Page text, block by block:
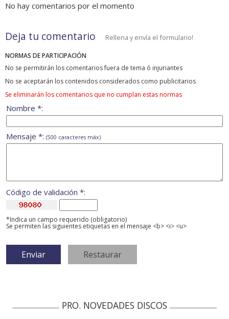
No hay comentarios por el momento
Deja tu comentario Rellena y envía el formulario!
NORMAS DE PARTICIPACIÓN
No se permitirán los comentarios fuera de tema ó injuriantes
No se aceptarán los contenidos considerados como publicitarios
Se eliminarán los comentarios que no cumplan estas normas
Nombre *:
Mensaje *: (500 caracteres máx)
Código de validación *:
*Indica un campo requerido (obligatorio)
Se permiten las siguientes etiquetas en el mensaje <b> <i> <u>
PRO. NOVEDADES DISCOS